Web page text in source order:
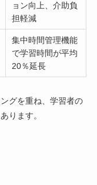
ョン向上、介助負
担軽減
集中時間管理機能
で学習時間が平均
20％延長
グを重ね、学習者の
ります。